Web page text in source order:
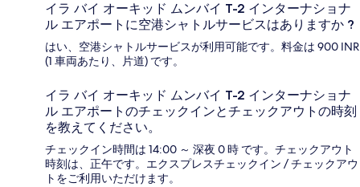
イラ バイ オーキッド ムンバイ T-2 インターナショナ
ル エアポートに空港シャトルサービスはありますか ?
はい、空港シャトルサービスが利用可能です。料金は 900 INR
(1 車両あたり、片道) です。
イラ バイ オーキッド ムンバイ T-2 インターナショナ
ル エアポートのチェックインとチェックアウトの時刻
を教えてください。
チェックイン時間は 14:00 ～ 深夜 0 時 です。チェックアウト
時刻は、正午です。エクスプレスチェックイン / チェックアウ
トをご利用いただけます。